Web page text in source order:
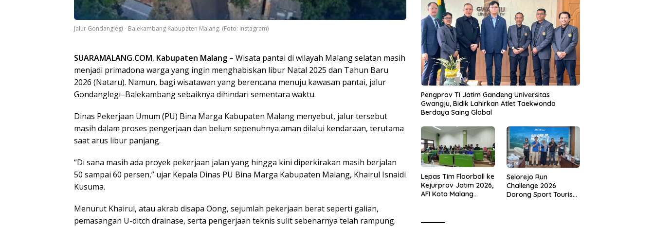
Jalur Gondanglegi - Balekambang Kabupaten Malang. (Foto: Instagram)
SUARAMALANG.COM, Kabupaten Malang – Wisata pantai di wilayah Malang selatan masih
menjadi primadona warga yang ingin menghabiskan libur Natal 2025 dan Tahun Baru
2026 (Nataru). Namun, bagi wisatawan yang berencana menuju kawasan pantai, jalur
Gondanglegi–Balekambang sebaiknya dihindari sementara waktu.
Dinas Pekerjaan Umum (PU) Bina Marga Kabupaten Malang menyebut, jalur tersebut
masih dalam proses pengerjaan dan belum sepenuhnya aman dilalui kendaraan, terutama
saat arus libur panjang.
“Di sana masih ada proyek pekerjaan jalan yang hingga kini diperkirakan masih berjalan
50 sampai 60 persen,” ujar Kepala Dinas PU Bina Marga Kabupaten Malang, Khairul Isnaidi
Kusuma.
Menurut Khairul, atau akrab disapa Oong, sejumlah pekerjaan berat seperti galian,
pemasangan U-ditch drainase, serta pengerjaan teknis sulit sebenarnya telah rampung.
Pengprov TI Jatim Gandeng Universitas
Gwangju, Bidik Lahirkan Atlet Taekwondo
Berdaya Saing Global
Lepas Tim Floorball ke
Kejurprov Jatim 2026,
AFI Kota Malang
Selorejo Run
Challenge 2026
Dorong Sport Tourism